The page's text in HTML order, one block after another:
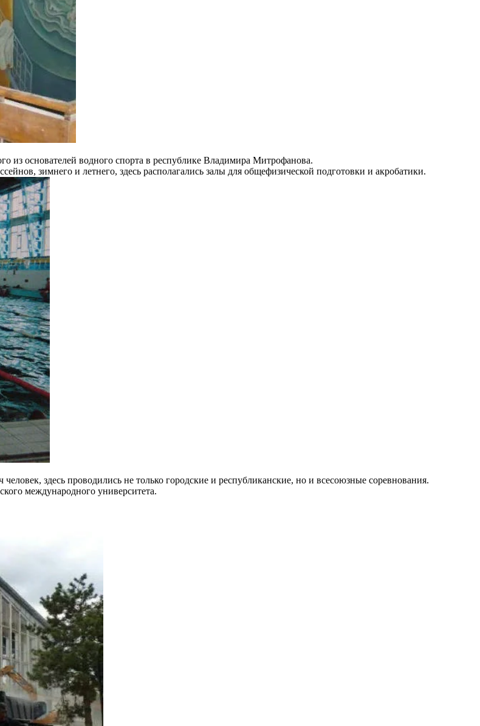
из основателей водного спорта в республике Владимира Митрофанова.
зимнего и летнего, здесь располагались залы для общефизической подготовки и акробатики.
здесь проводились не только городские и республиканские, но и всесоюзные соревнования.
международного университета.